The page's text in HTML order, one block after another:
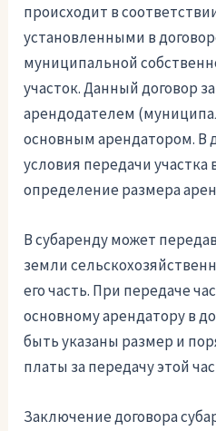
происходит в
установленными в
муниципальной
участок. Данный договор
арендодателем
основным арендатором. В
условия передачи участка
определение размера
В субаренду может
земли
его часть. При передаче
основному арендатору в
быть указаны размер и
платы за передачу этой
Заключение договора